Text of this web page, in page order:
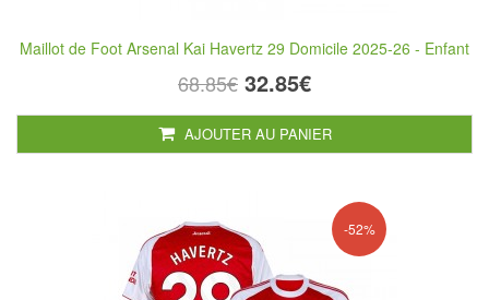
Maillot de Foot Arsenal Kai Havertz 29 Domicile 2025-26 - Enfant
68.85€ 32.85€
AJOUTER AU PANIER
-52%